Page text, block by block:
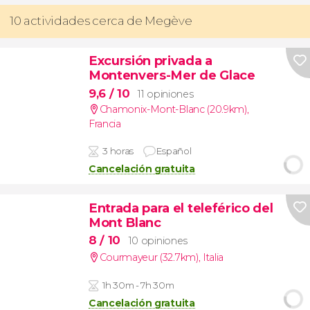
10 actividades cerca de Megève
Excursión privada a
Montenvers-Mer de Glace
9,6 / 10
11 opiniones
Chamonix-Mont-Blanc (20.9km)
Francia
3 horas Español
Cancelación gratuita
Entrada para el teleférico del
Mont Blanc
8/ 10
10 opiniones
Courmayeur (32.7km), Italia
1h 30m - 7h 30m
Cancelación gratuita